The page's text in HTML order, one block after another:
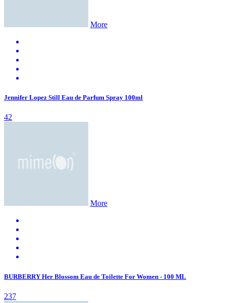
More
Jennifer Lopez Still Eau de Parfum Spray 100ml
42
More
BURBERRY Her Blossom Eau de Toilette For Women - 100 ML
237